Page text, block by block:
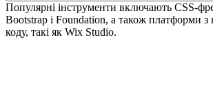
Популярні інструменти включають CSS-
Bootstrap і Foundation, а також платформи з
коду, такі як Wix Studio.